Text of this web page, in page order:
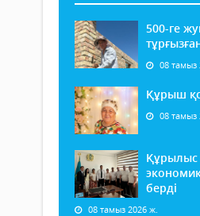
500-ге
08 тамыз
Құрыш
08 тамыз
Құрылыс
берді
08 тамыз 2026 ж.